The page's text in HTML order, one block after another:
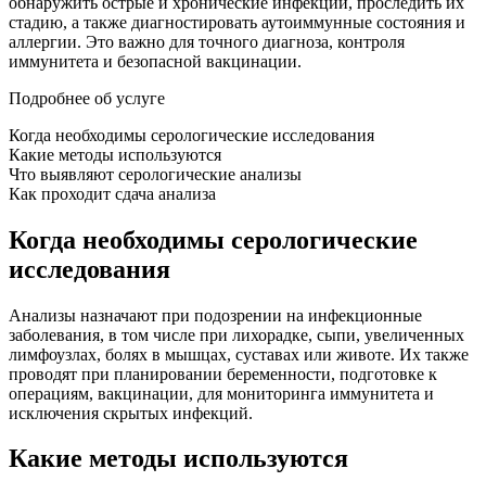
стадию, а также диагностировать аутоиммунные состояния и
аллергии. Это важно для точного диагноза, контроля
иммунитета и безопасной вакцинации.
Подробнее об услуге
Когда необходимы серологические исследования
Какие методы используются
Что выявляют серологические анализы
Как проходит сдача анализа
Когда необходимы серологические
исследования
Анализы назначают при подозрении на инфекционные
заболевания, в том числе при лихорадке, сыпи, увеличенных
лимфоузлах, болях в мышцах, суставах или животе. Их также
проводят при планировании беременности, подготовке к
операциям, вакцинации, для мониторинга иммунитета и
исключения скрытых инфекций.
Какие методы используются